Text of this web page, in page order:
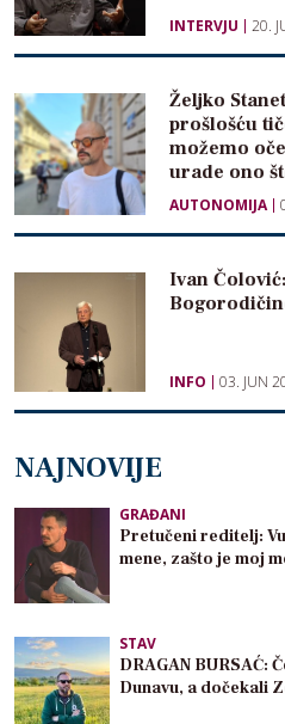
INTERVJU 20.
Željko
prošlošću
možemo
urade ono
AUTONOMIJA
Ivan
INFO 03. JUN
NAJNOVIJE
GRAĐANI
Pretučeni reditelj:
mene, zašto je moj
STAV
DRAGAN BURSAĆ:
Dunavu, a dočekali